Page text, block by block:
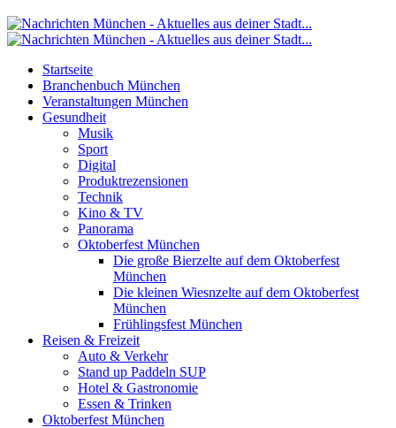
Startseite
Branchenbuch München
Veranstaltungen München
Gesundheit
Musik
Sport
Digital
Produktrezensionen
Technik
Kino & TV
Panorama
Oktoberfest München
Die große Bierzelte auf dem Oktoberfest
München
Die kleinen Wiesnzelte auf dem Oktoberfest
München
Frühlingsfest München
Reisen & Freizeit
Auto & Verkehr
Stand up Paddeln SUP
Hotel & Gastronomie
Essen & Trinken
Oktoberfest München